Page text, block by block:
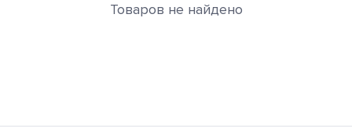
Товаров не найдено